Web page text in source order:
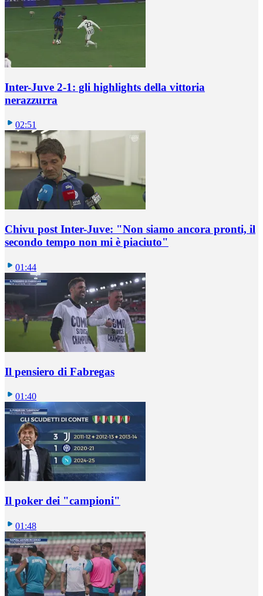
Inter-Juve 2-1: gli highlights della vittoria
nerazzurra
02:51
Chivu post Inter-Juve: "Non siamo ancora pronti, il
secondo tempo non mi è piaciuto"
01:44
Il pensiero di Fabregas
01:40
Il poker dei "campioni"
01:48